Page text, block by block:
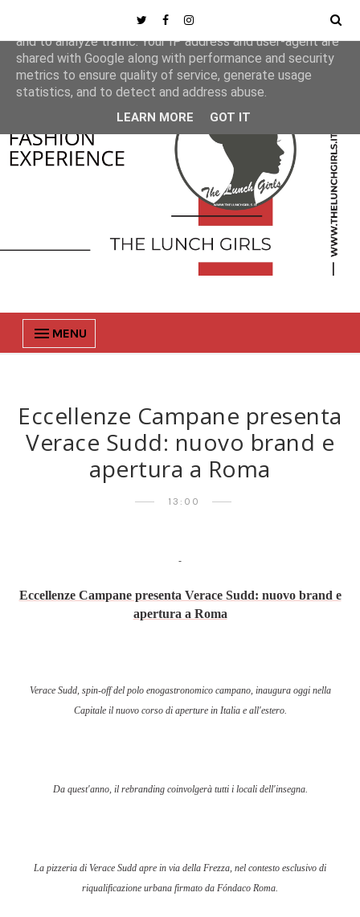
MENU
Eccellenze Campane presenta
Verace Sudd: nuovo brand e
apertura a Roma
13:00
Eccellenze Campane presenta Verace Sudd: nuovo brand e
apertura a Roma
Verace Sudd, spin-off del polo enogastronomico campano, inaugura oggi nella
Capitale il nuovo corso di aperture in Italia e all'estero.
Da quest'anno, il rebranding coinvolgerà tutti i locali dell'insegna.
La pizzeria di Verace Sudd apre in via della Frezza, nel contesto esclusivo di
riqualificazione urbana firmato da Fóndaco Roma.
This site uses cookies from Google to deliver its services
and to analyze traffic. Your IP address and user-agent are
shared with Google along with performance and security
metrics to ensure quality of service, generate usage
statistics, and to detect and address abuse.
LEARN MORE GOT IT